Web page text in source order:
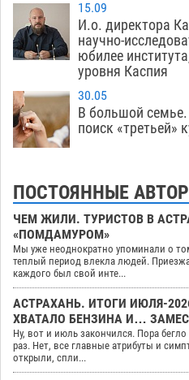
15.09
И.о. директора
научно-
юбилее
уровня Каспия
30.05
В большой
поиск «третьей»
ПОСТОЯННЫЕ
ЧЕМ ЖИЛИ. ТУРИСТОВ В
«ПОМДАМУРОМ»
Мы уже неоднократно упоминали о
теплый период влекла людей.
каждого был свой инте...
АСТРАХАНЬ. ИТОГИ ИЮЛЯ-
ХВАТАЛО БЕНЗИНА И…
Ну, вот и июль закончился. Пора
раз. Нет, все главные атрибуты и
открыли, спли...